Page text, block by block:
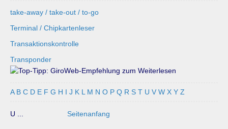
take-away / take-out / to-go
Terminal / Chipkartenleser
Transaktionskontrolle
Transponder
A B C D E F G H I J K L M N O P Q R S T U V W X Y Z
U ... Seitenanfang